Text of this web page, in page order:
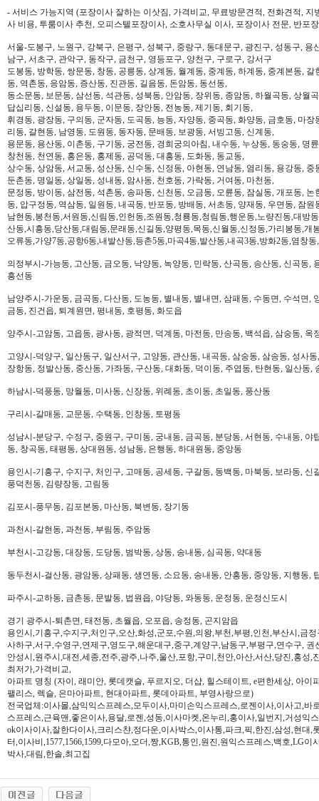
- 서비스 가능지역 (포장이사 잘하는 이삿짐, 가격비교, 무료방문견적, 전화견적,
사 비용, 투룸이사 추천, 오피스텔포장이사, 소호사무실 이사, 포장이사 전문, 반포
서울-도봉구, 노원구, 강북구, 은평구, 성북구, 중랑구, 동대문구, 광진구, 성동구,
남구, 서초구, 관악구, 동작구, 금천구, 영등포구, 양천구, 구로구, 강서구
도봉동, 방학동, 쌍문동, 창동, 공릉동, 상계동, 월계동, 중계동, 하계동, 중계본동,
동, 역촌동, 응암동, 증산동, 진관동, 길음동, 돈암동, 동선동,
동소문동, 보문동, 삼선동, 석관동, 성북동, 안암동, 장위동, 종암동, 하월곡동, 상월
답십리동, 신설동, 용두동, 이문동, 장안동, 전농동, 제기동, 회기동,
휘경동, 광장동, 구의동, 군자동, 도곡동, 능동, 자양동, 중곡동, 화양동, 금호동, 마
리동, 갈현동, 남영동, 도원동, 동자동, 문배동, 보광동, 서빙고동, 신계동,
용문동, 용산동, 이촌동, 구기동, 궁전동, 경희궁의아침, 내수동, 누상동, 동숭동, 명
창천동, 천연동, 홍은동, 홍제동, 공덕동, 대흥동, 도화동, 동교동,
상수동, 상암동, 서교동, 성산동, 신수동, 신정동, 아현동, 연남동, 염리동, 용강동,
둔촌동, 명일동, 상일동, 성내동, 암사동, 천호동, 가락동, 거여동, 마천동,
문정동, 방이동, 삼전동, 석촌동, 송파동, 신천동, 오금동, 오륜동, 잠실동, 개포동,
동, 압구정동, 역삼동, 일원동, 내곡동, 반포동, 방배동, 서초동, 양재동, 우면동, 잠원
남현동,봉천동,서원동,신림동,인헌동,조원동,청룡동,청림동,행운동,노량진동,대방
산동,시흥동,당산동,대림동,문래동,신길동,양평동,목동,신월동,신정동,가리봉동,개
오류동,가양7동,공항6동,내발산동,등촌5동,마곡4동,발산동,내곡3동,방화2동,염창동
의정부시-가능동, 고산동, 금오동, 낙양동, 녹양동, 민락동, 산곡동, 송산동, 신곡동,
흥선동
남양주시-가운동, 금곡동, 다산동, 도농동, 별내동, 별내면, 삼패동, 수동면, 수석면,
금동, 진건읍, 퇴계원면, 평내동, 호평동, 화도읍
양주시-고암동, 고읍동, 광사동, 광적면, 덕계동, 마전동, 만송동, 백석읍, 삼숭동, 옥
고양시-덕양구, 일산동구, 일산서구, 고양동, 관산동, 내곡동, 삼숭동, 삼송동, 성사
장항동, 정발산동, 중산동, 가좌동, 구산동, 대화동, 덕이동, 주엽동, 탄현동, 일산동,
하남시-덕풍동, 망월동, 미사동, 신장동, 위례동, 초이동, 초일동, 풍산동
구리시-갈매동, 교문동, 수택동, 인창동, 토평동
성남시-분당구, 수정구, 중원구, 구미동, 궁내동, 금곡동, 분당동, 서현동, 수내동,
동, 창곡동, 태평동, 상대원동, 성남동, 은행동, 하대원동, 중앙동
용인시-기흥구, 수지구, 처인구, 고매동, 공세동, 구갈동, 동백동, 마북동, 보라동,
풍덕천동, 김량장동, 고림동
김포시-풍무동, 김포본동, 마산동, 북변동, 장기동
과천시-갈현동, 과천동, 부림동, 주암동
부천시-고강동, 대장동, 도당동, 범박동, 상동, 송내동, 심곡동, 약대동
동두천시-걸산동, 광암동, 상패동, 생연동, 소요동, 송내동, 안흥동, 중앙동, 지행동,
파주시-교하동, 금촌동, 문발동, 법원읍, 야당동, 와동동, 운정동, 운정신도시
경기 광주시-퇴촌면, 태전동, 초월읍, 오포읍, 송정동, 곤지암읍
용인시,기흥구,수지구,처인구,오산,화성,군포,수원,의왕,부천,부평,인천,부산시,금
사하구,서구,수영구,연제구,영도구,해운대구,중구,계양구,남동구,부평구,연수구,
안성시,원주시,대전,세종,전주,광주,나주,울산,포항,구미,천안,아산,서산,당진,홍성,
최저가,가격비교,
아파트 명칭 (자이, 래미안, 롯데캣슬, 푸르지오, 더샵, 힐스테이트, e편한세상, 아이
팰리스, 렉슬, 은마아파트, 현대아파트, 롯데아파트, 부영사랑으로)
전국업체:이사몰,삼익익스프레스,모두이사,마미손익스프레스,로젠이사,이사고,바
스프레스,근육맨,좋은이사,용달,로젠,성동,이사마켓,온누리,홍이사,일번지,거성익
ok이사이사,잘한다이사,크리스챤,정다운,이사박스,이사통,파크,픽,한진,삼성,현대,
터,이사비,1577,1566,1599,다모아,오더,짱,KGB,통인,원진,원익스프레스,백호,LG
박사,대림,한솔,최고집